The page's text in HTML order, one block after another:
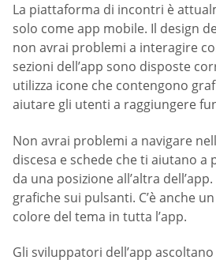
La piattaforma di incontri è
solo come app mobile. Il design
non avrai problemi a interagire
sezioni dell’app sono disposte
utilizza icone che contengono
aiutare gli utenti a raggiungere
Non avrai problemi a navigare
discesa e schede che ti aiutano a
da una posizione all’altra
grafiche sui pulsanti. C’è anche
colore del tema in tutta l’app.
Gli sviluppatori dell’app